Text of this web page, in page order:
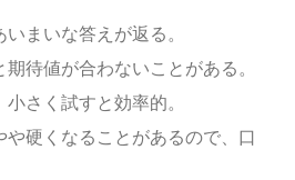
まいな答えが返る。
期待値が合わないことがある。
さく試すと効率的。
硬くなることがあるので、口